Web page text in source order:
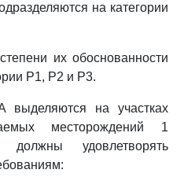
на категории
их обоснованности
P1, P2 и P3.
выделяются на участках
месторождений 1
удовлетворять